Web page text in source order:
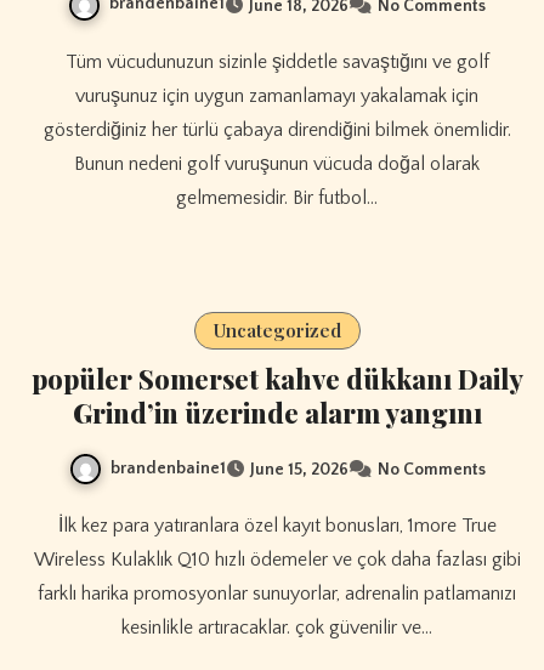
brandenbaine1 June 18, 2026 No Comments
Tüm vücudunuzun sizinle şiddetle savaştığını ve golf
vuruşunuz için uygun zamanlamayı yakalamak için
gösterdiğiniz her türlü çabaya direndiğini bilmek önemlidir.
Bunun nedeni golf vuruşunun vücuda doğal olarak
gelmemesidir. Bir futbol…
Uncategorized
popüler Somerset kahve dükkanı Daily
Grind’in üzerinde alarm yangını
brandenbaine1 June 15, 2026 No Comments
Wireless Kulaklık Q10 hızlı ödemeler ve çok daha fazlası gibi
farklı harika promosyonlar sunuyorlar, adrenalin patlamanızı
kesinlikle artıracaklar. çok güvenilir ve…